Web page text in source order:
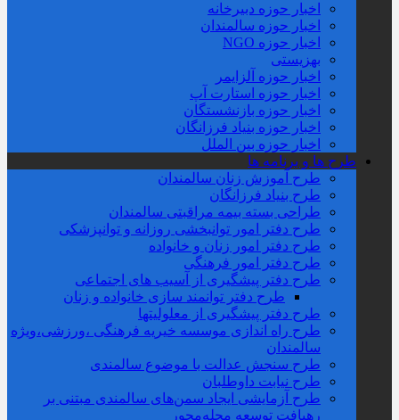
اخبار حوزه دبیرخانه
اخبار حوزه سالمندان
اخبار حوزه NGO
بهزیستی
اخبار حوزه آلزايمر
اخبار حوزه استارت آپ
اخبار حوزه بازنشستگان
اخبار حوزه بنیاد فرزانگان
اخبار حوزه بین الملل
طرح ها و برنامه ها
طرح آموزش زنان سالمندان
طرح بنیاد فرزانگان
طراحی بسته بیمه مراقبتی سالمندان
طرح دفتر امور توانبخشی روزانه و توانپزشکی
طرح دفتر امور زنان و خانواده
طرح دفتر امور فرهنگی
طرح دفتر پیشگیری از آسیب های اجتماعی
طرح دفتر توانمند سازی خانواده و زنان
طرح دفتر پیشگیری از معلولیتها
طرح راه اندازی موسسه خیریه فرهنگی ،ورزشی،ویژه
سالمندان
طرح سنجش عدالت با موضوع سالمندی
طرح نیابت داوطلبان
طرح آزمایشی ایجاد سمن‌های سالمندی مبتنی بر
رهیافت توسعه محله‌‌محور